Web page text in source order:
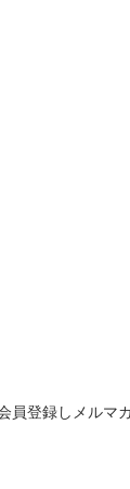
員登録しメルマ